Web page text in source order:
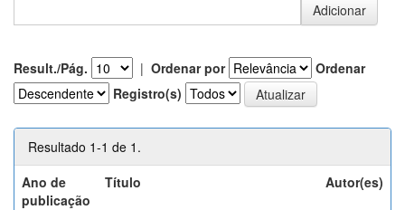
Result./Pág. | Ordenar por
Ordenar
Registro(s)
Resultado 1-1 de 1.
Ano de
publicação
Título Autor(es)